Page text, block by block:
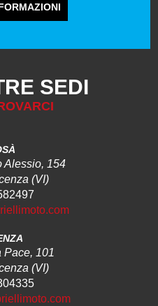
SEDI
Alessio, 154
(VI)
Pace, 101
(VI)